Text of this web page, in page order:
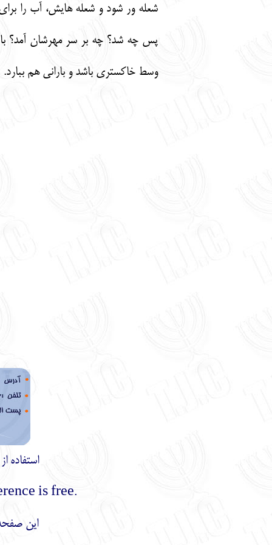
شعله ور شود و شعله هايش، آب را
پس چه شد؟ چه بر سر مهرشان آمد؟ باید
وسط خاکستری باشد و بارانی هم ببارد.
استفاده
.Using the materials of this site with mentioning the reference is free
این